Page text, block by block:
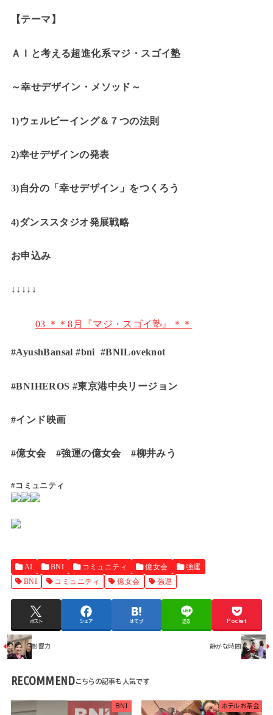
【テーマ】
ＡＩと考える超進化系マジ・スゴイ塾
～幸せデザイン・メソッド～
1)ウェルビーイング＆７つの法則
2)幸せデザインの発表
3)自分の「幸せデザイン」をつくろう
4)ダンススタジオ発展戦略
お申込み
↓↓↓↓↓
03 ＊＊8月『マジ・スゴイ塾』＊＊
#AyushBansal #bni #BNILoveknot
#BNIHEROS #東京港中央リージョン
#インド映画
#億女会 #強運の億女会 #柳井みう
#コミュニティ
AI BNI コミュニティ 億女会
強運
BNI
コミュニティ 億女会 強運
ポスト シェア はてブ 送る Pocket
影響力 静かな時間
RECOMMEND
BNI ホテルお茶会